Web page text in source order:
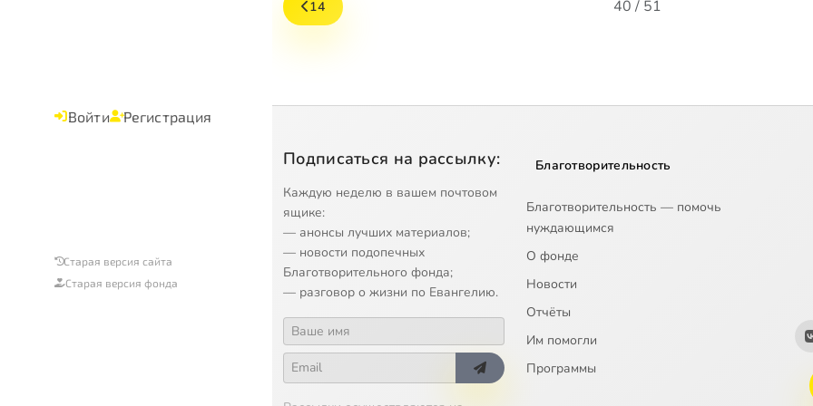
Войти Регистрация
Старая версия сайта
Старая версия фонда
14 40 / 51
Подписаться на рассылку:
Каждую неделю в вашем почтовом
ящике:
— анонсы лучших материалов;
— новости подопечных
Благотворительного фонда;
— разговор о жизни по Евангелию.
Благотворительность
Благотворительность — помочь
нуждающимся
О фонде
Новости
Отчёты
Им помогли
Программы